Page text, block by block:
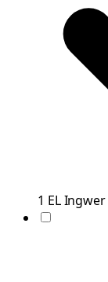
1 ELIngwer